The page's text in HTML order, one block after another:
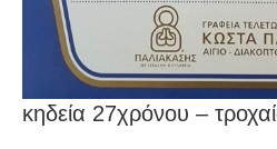
κηδεία 27χρόνου –